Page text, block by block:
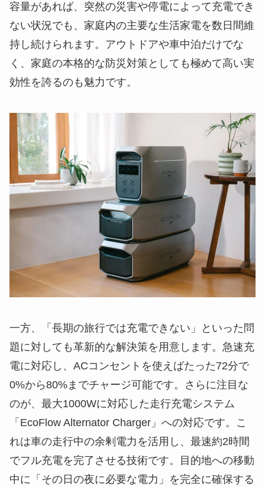
容量があれば、突然の災害や停電によって充電でき
ない状況でも、家庭内の主要な生活家電を数日間維
持し続けられます。アウトドアや車中泊だけでな
く、家庭の本格的な防災対策としても極めて高い実
効性を誇るのも魅力です。
一方、「長期の旅行では充電できない」といった問
題に対しても革新的な解決策を用意します。急速充
電に対応し、ACコンセントを使えばたった72分で
0%から80%までチャージ可能です。さらに注目な
のが、最大1000Wに対応した走行充電システム
「EcoFlow Alternator Charger」への対応です。こ
れは車の走行中の余剰電力を活用し、最速約2時間
でフル充電を完了させる技術です。目的地への移動
中に「その日の夜に必要な電力」を完全に確保する